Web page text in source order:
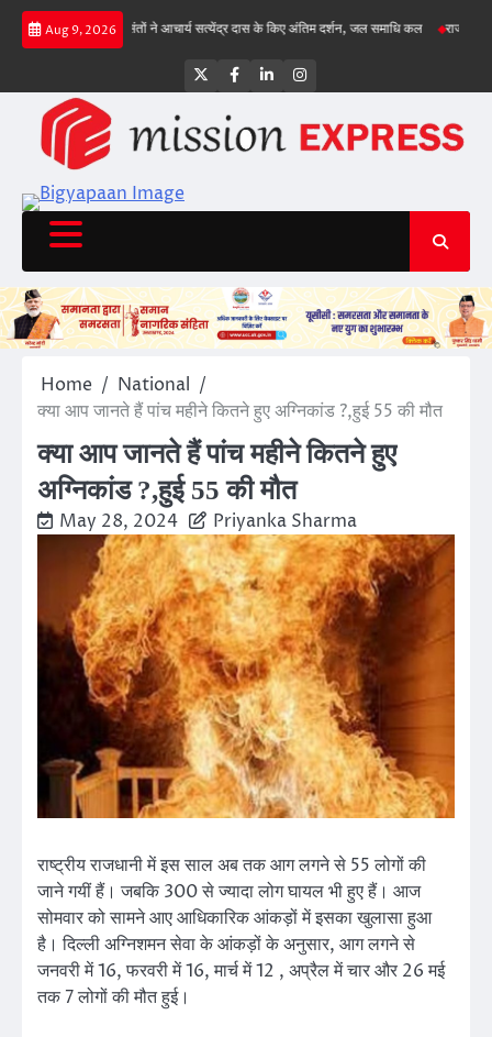
Skip
Aug 9, 2026
क्रीज पर संतों ने आचार्य सत्येंद्र दास के किए अंतिम दर्शन, जल समाधि कल राज्य सड़क
Twitter
Facebook
LinkedInInstagram
Home
National
क्या आप जानते हैं पांच महीने कितने हुए अग्निकांड ?,हुई 55 की मौत
क्या आप जानते हैं पांच महीने कितने हुए
अग्निकांड ?,हुई 55 की मौत
May 28, 2024 Priyanka Sharma
राष्ट्रीय राजधानी में इस साल अब तक आग लगने से 55 लोगों की
जाने गयीं हैं। जबकि 300 से ज्यादा लोग घायल भी हुए हैं। आज
सोमवार को सामने आए आधिकारिक आंकड़ों में इसका खुलासा हुआ
है। दिल्ली अग्निशमन सेवा के आंकड़ों के अनुसार, आग लगने से
जनवरी में 16, फरवरी में 16, मार्च में 12 , अप्रैल में चार और 26 मई
तक 7 लोगों की मौत हुई।